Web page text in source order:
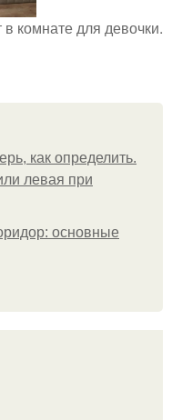
комнате для девочки.
как определить.
левая при
основные